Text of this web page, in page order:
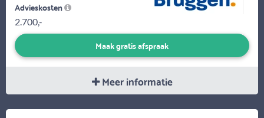
Advieskosten
2.700,-
Maak gratis afspraak
Meer informatie